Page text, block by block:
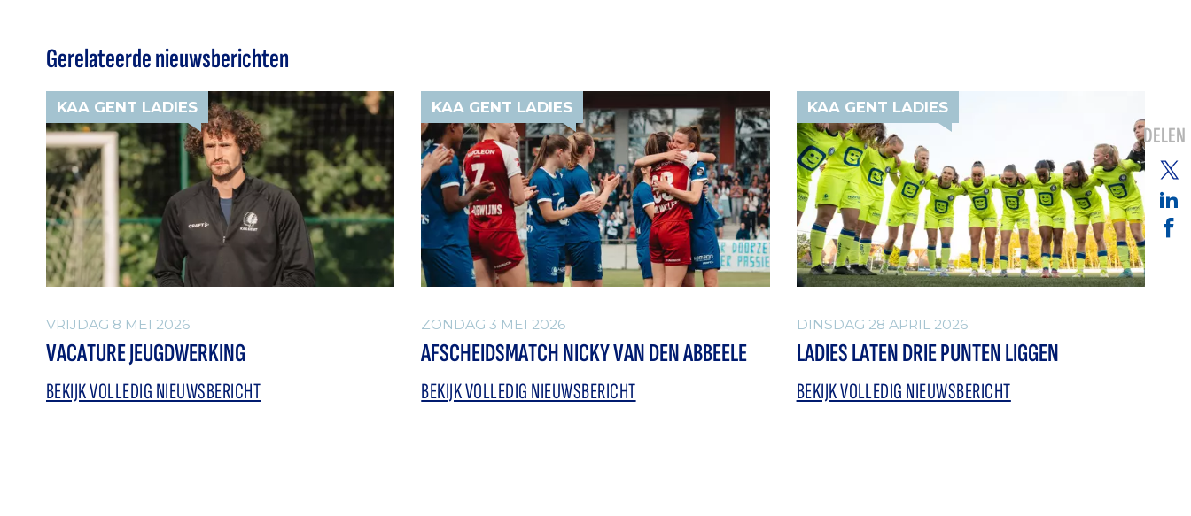
Gerelateerde nieuwsberichten
KAA GENT LADIES
VRIJDAG 8 MEI 2026
VACATURE JEUGDWERKING
BEKIJK VOLLEDIG NIEUWSBERICHT
KAA GENT LADIES
ZONDAG 3 MEI 2026
AFSCHEIDSMATCH NICKY VAN DEN ABBEELE
BEKIJK VOLLEDIG NIEUWSBERICHT
KAA GENT LADIES
DINSDAG 28 APRIL 2026
LADIES LATEN DRIE PUNTEN LIGGEN
BEKIJK VOLLEDIG NIEUWSBERICHT
DELEN